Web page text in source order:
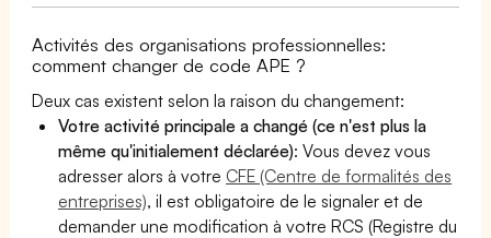
Activités des organisations professionnelles:
comment changer de code APE ?
Deux cas existent selon la raison du changement:
Votre activité principale a changé (ce n'est plus la
même qu'initialement déclarée): Vous devez vous
adresser alors à votre CFE (Centre de formalités des
entreprises), il est obligatoire de le signaler et de
demander une modification à votre RCS (Registre du